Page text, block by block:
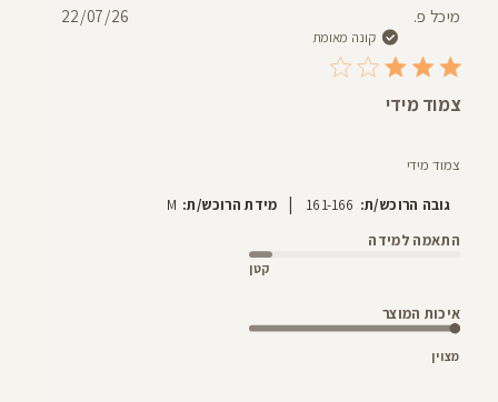
מיכל פ.
קונה מאומת
צמוד מידי
צמוד מידי
גובה הרוכש/ת: 161-166 מידת הרוכש/ת: M
התאמה למידה
קטן
איכות המוצר
מצוין
22/07/26